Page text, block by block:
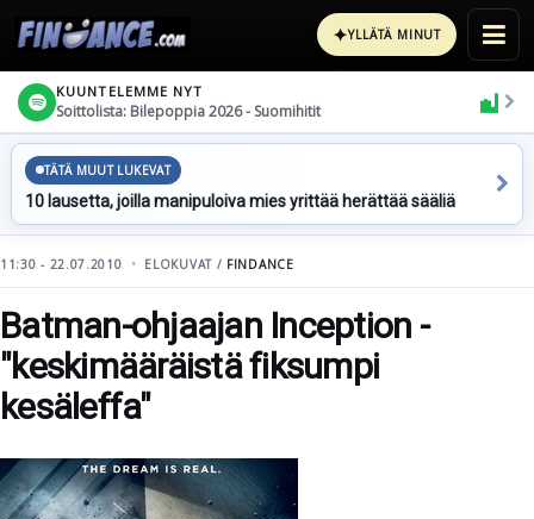
✦YLLÄTÄ MINUT
KUUNTELEMME NYT
Soittolista: Bilepoppia 2026 - Suomihitit
TÄTÄ MUUT LUKEVAT
10 lausetta, joilla manipuloiva mies yrittää herättää sääliä
11:30 - 22.07.2010 ELOKUVAT / FINDANCE
Batman-ohjaajan Inception -
"keskimääräistä fiksumpi
kesäleffa"